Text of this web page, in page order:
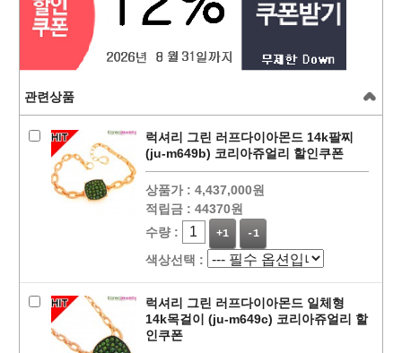
관련상품
럭셔리 그린 러프다이아몬드 14k팔찌
(ju-m649b) 코리아쥬얼리 할인쿠폰
상품가 : 4,437,000원
적립금 : 44370원
수량 :
+1 -1
색상선택 :
럭셔리 그린 러프다이아몬드 일체형
14k목걸이 (ju-m649c) 코리아쥬얼리 할
인쿠폰